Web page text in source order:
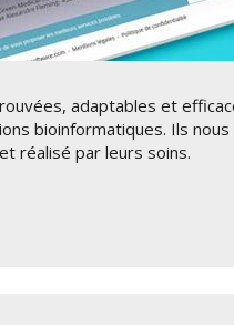
adaptables et
bioinformatiques. Ils
réalisé par leurs soins.